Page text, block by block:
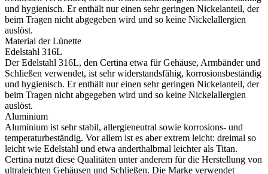
und hygienisch. Er enthält nur einen sehr geringen Nickelanteil, der
beim Tragen nicht abgegeben wird und so keine Nickelallergien
auslöst.
Material der Lünette
Edelstahl 316L
Der Edelstahl 316L, den Certina etwa für Gehäuse, Armbänder und
Schließen verwendet, ist sehr widerstandsfähig, korrosionsbeständig
und hygienisch. Er enthält nur einen sehr geringen Nickelanteil, der
beim Tragen nicht abgegeben wird und so keine Nickelallergien
auslöst.
Aluminium
Aluminium ist sehr stabil, allergieneutral sowie korrosions- und
temperaturbeständig. Vor allem ist es aber extrem leicht: dreimal so
leicht wie Edelstahl und etwa anderthalbmal leichter als Titan.
Certina nutzt diese Qualitäten unter anderem für die Herstellung von
ultraleichten Gehäusen und Schließen. Die Marke verwendet